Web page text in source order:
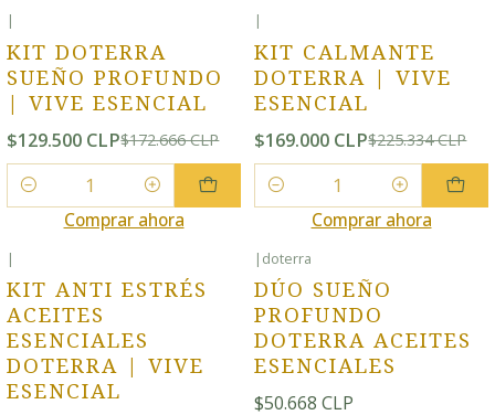
|
KIT DOTERRA
SUEÑO PROFUNDO
| VIVE ESENCIAL
$129.500 CLP$172.666 CLP
Cantidad
Comprar ahora
|
KIT CALMANTE
DOTERRA | VIVE
ESENCIAL
$169.000 CLP$225.334 CLP
Cantidad
Comprar ahora
|
KIT ANTI ESTRÉS
ACEITES
ESENCIALES
DOTERRA | VIVE
ESENCIAL
| doterra
DÚO SUEÑO
PROFUNDO
DOTERRA ACEITES
ESENCIALES
$50.668 CLP